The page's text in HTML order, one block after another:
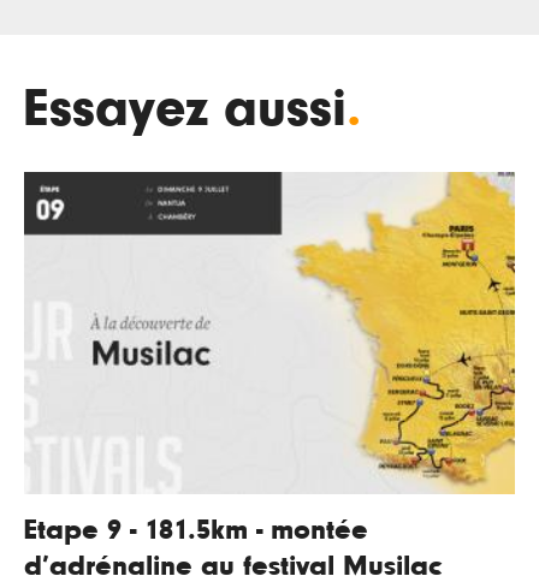
Essayez aussi.
Etape 9 - 181.5km - montée
d’adrénaline au festival Musilac